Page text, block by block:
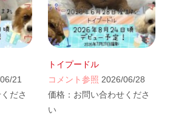
21
ださ
トイプードル
コメント参照 2026/06/28
価格： お問い合わせくださ
い